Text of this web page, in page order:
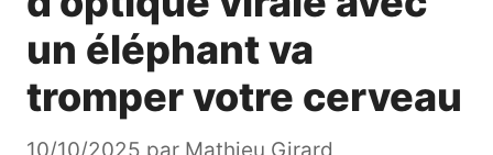
un éléphant va
tromper votre cerveau